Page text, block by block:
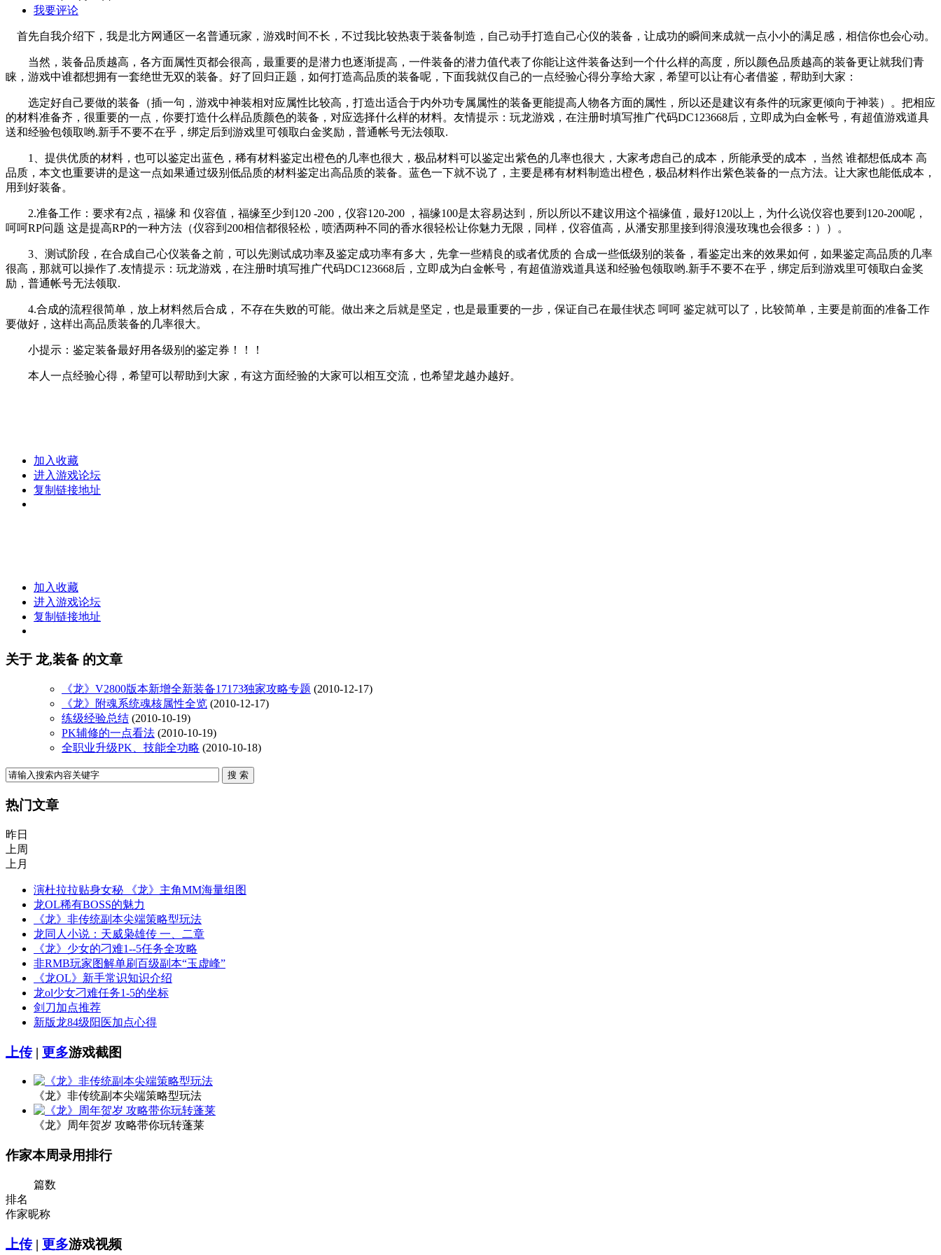
我要评论
首先自我介绍下，我是北方网通区一名普通玩家，游戏时间不长，不过我比较热衷于装备制造，自己动手打造自己心仪的装备，让成功的瞬间来成就一点小小的满足感，相信你也会心动。
当然，装备品质越高，各方面属性页都会很高，最重要的是潜力也逐渐提高，一件装备的潜力值代表了你能让这件装备达到一个什么样的高度，所以颜色品质越高的装备更让就我们青
睐，游戏中谁都想拥有一套绝世无双的装备。好了回归正题，如何打造高品质的装备呢，下面我就仅自己的一点经验心得分享给大家，希望可以让有心者借鉴，帮助到大家：
选定好自己要做的装备（插一句，游戏中神装相对应属性比较高，打造出适合于内外功专属属性的装备更能提高人物各方面的属性，所以还是建议有条件的玩家更倾向于神装）。把相应
的材料准备齐，很重要的一点，你要打造什么样品质颜色的装备，对应选择什么样的材料。友情提示：玩龙游戏，在注册时填写推广代码DC123668后，立即成为白金帐号，有超值游戏道具
送和经验包领取哟.新手不要不在乎，绑定后到游戏里可领取白金奖励，普通帐号无法领取.
1、提供优质的材料，也可以鉴定出蓝色，稀有材料鉴定出橙色的几率也很大，极品材料可以鉴定出紫色的几率也很大，大家考虑自己的成本，所能承受的成本 ，当然 谁都想低成本 高
品质，本文也重要讲的是这一点如果通过级别低品质的材料鉴定出高品质的装备。蓝色一下就不说了，主要是稀有材料制造出橙色，极品材料作出紫色装备的一点方法。让大家也能低成本，
用到好装备。
2.准备工作：要求有2点，福缘 和 仪容值，福缘至少到120 -200，仪容120-200 ，福缘100是太容易达到，所以所以不建议用这个福缘值，最好120以上，为什么说仪容也要到120-200呢，
呵呵RP问题 这是提高RP的一种方法（仪容到200相信都很轻松，喷洒两种不同的香水很轻松让你魅力无限，同样，仪容值高，从潘安那里接到得浪漫玫瑰也会很多：））。
3、测试阶段，在合成自己心仪装备之前，可以先测试成功率及鉴定成功率有多大，先拿一些精良的或者优质的 合成一些低级别的装备，看鉴定出来的效果如何，如果鉴定高品质的几率
很高，那就可以操作了.友情提示：玩龙游戏，在注册时填写推广代码DC123668后，立即成为白金帐号，有超值游戏道具送和经验包领取哟.新手不要不在乎，绑定后到游戏里可领取白金奖
励，普通帐号无法领取.
4.合成的流程很简单，放上材料然后合成， 不存在失败的可能。做出来之后就是坚定，也是最重要的一步，保证自己在最佳状态 呵呵 鉴定就可以了，比较简单，主要是前面的准备工作
要做好，这样出高品质装备的几率很大。
小提示：鉴定装备最好用各级别的鉴定券！！！
本人一点经验心得，希望可以帮助到大家，有这方面经验的大家可以相互交流，也希望龙越办越好。
加入收藏
进入游戏论坛
复制链接地址
加入收藏
进入游戏论坛
复制链接地址
关于 龙,装备 的文章
《龙》V2800版本新增全新装备17173独家攻略专题 (2010-12-17)
《龙》附魂系统魂核属性全览 (2010-12-17)
练级经验总结 (2010-10-19)
PK辅修的一点看法 (2010-10-19)
全职业升级PK、技能全功略 (2010-10-18)
热门文章
昨日
上周
上月
演杜拉拉贴身女秘 《龙》主角MM海量组图
龙OL稀有BOSS的魅力
《龙》非传统副本尖端策略型玩法
龙同人小说：天威枭雄传 一、二章
《龙》少女的刁难1--5任务全攻略
非RMB玩家图解单刷百级副本“玉虚峰”
《龙OL》新手常识知识介绍
龙ol少女刁难任务1-5的坐标
剑刀加点推荐
新版龙84级阳医加点心得
上传| 更多游戏截图
《龙》非传统副本尖端策略型玩法
《龙》周年贺岁 攻略带你玩转蓬莱
作家本周录用排行
篇数
排名
作家昵称
上传| 更多游戏视频